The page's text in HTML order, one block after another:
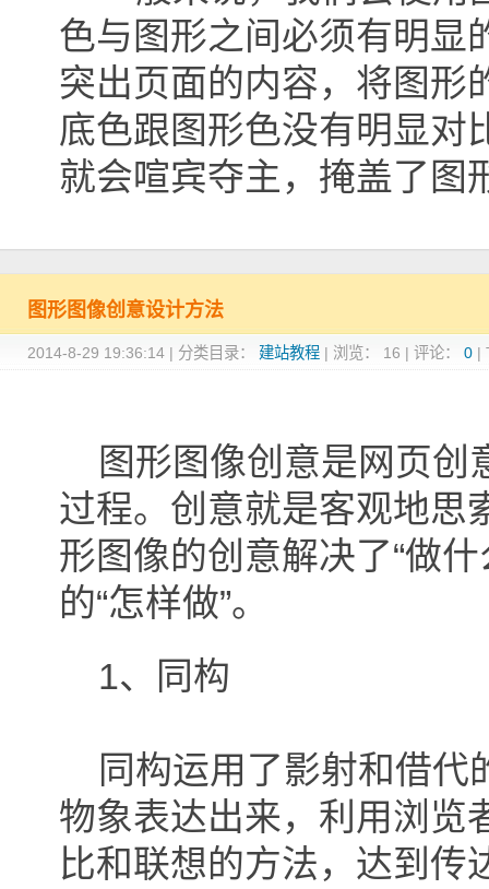
色与图形之间必须有明显
突出页面的内容，将图形
底色跟图形色没有明显对
就会喧宾夺主，掩盖了图
图形图像创意设计方法
2014-8-29 19:36:14 | 分类目录： 建站教程 | 浏览： 16 | 评论： 0 |
图形图像创意是网页创
过程。创意就是客观地思
形图像的创意解决了“做
的“怎样做”。
1、同构
同构运用了影射和借代
物象表达出来，利用浏览
比和联想的方法，达到传